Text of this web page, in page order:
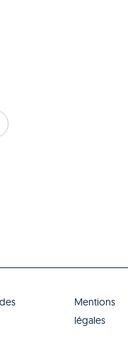
Mentions
légales